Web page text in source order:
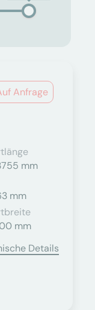
Anfrage
mm
mm
mm
Details